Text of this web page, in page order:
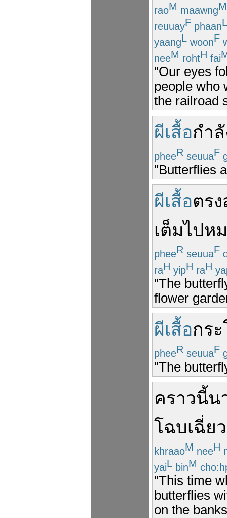
raoM maawngM
reuuayF phaanL
yaangL woonF
neeM rohtH fai
"Our eyes
people who
the railroad
ผีเสื้อกำ
pheeR seuuaF
"Butterflies
ผีเสื้อตรง
เต็มไปห
pheeR seuuaF
raH yipH raH
"The
flower
ผีเสื้อกร
pheeR seuuaF
"The
คราวนี้น
โฉบเฉี่ยว
khraaoM neeH
yaiL binM
"This time
butterflies
on the